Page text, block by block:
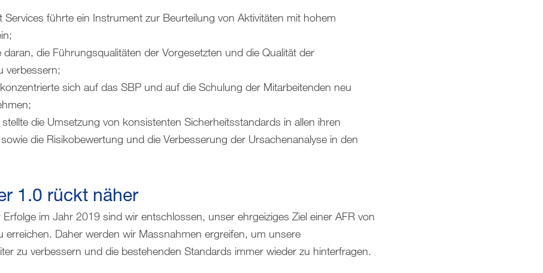
Services führte ein Instrument zur Beurteilung von Aktivitäten mit hohem
die Führungsqualitäten der Vorgesetzten und die Qualität der
verbessern;
sich auf das SBP und auf die Schulung der Mitarbeitenden neu
die Umsetzung von konsistenten Sicherheitsstandards in allen ihren
die Risikobewertung und die Verbesserung der Ursachenanalyse in den
1.0 rückt näher
im Jahr 2019 sind wir entschlossen, unser ehrgeiziges Ziel einer AFR von
erreichen. Daher werden wir Massnahmen ergreifen, um unsere
zu verbessern und die bestehenden Standards immer wieder zu hinterfragen.